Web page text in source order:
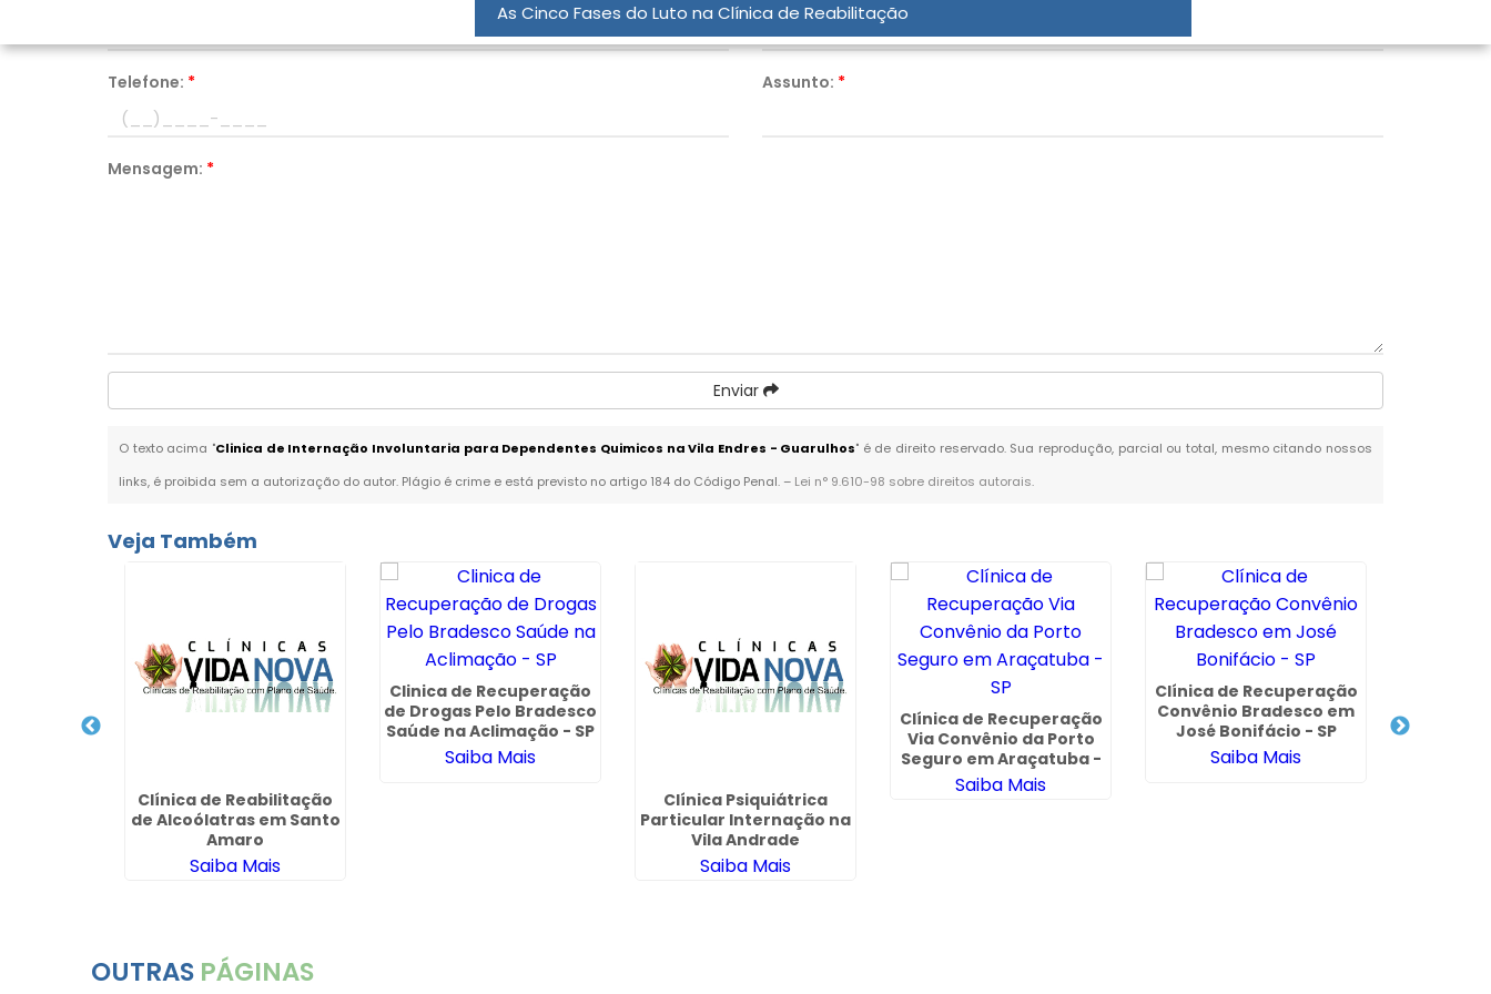
As Cinco Fases do Luto na Clínica de Reabilitação
Telefone: * Assunto: *
Mensagem: *
Enviar
O texto acima "Clinica de Internação Involuntaria para Dependentes Quimicos na Vila Endres - Guarulhos" é de direito reservado. Sua reprodução, parcial ou total, mesmo citando nossos
links, é proibida sem a autorização do autor. Plágio é crime e está previsto no artigo 184 do Código Penal. – Lei n° 9.610-98 sobre direitos autorais.
Veja Também
Clínica de Reabilitação
de Alcoólatras em Santo
Amaro
Saiba Mais
Clinica de Recuperação
de Drogas Pelo Bradesco
Saúde na Aclimação - SP
Saiba Mais
Clínica Psiquiátrica
Particular Internação na
Vila Andrade
Saiba Mais
Clínica de Recuperação
Via Convênio da Porto
Seguro em Araçatuba -
SP
Saiba Mais
Clínica de Recuperação
Convênio Bradesco em
José Bonifácio - SP
Saiba Mais
OUTRAS PÁGINAS